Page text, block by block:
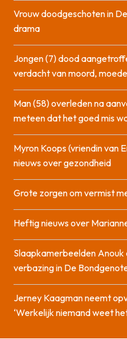
Vrouw doodgeschoten in
drama
Jongen (7) dood
verdacht van moord,
Man (58) overleden na
meteen dat het goed mis
Myron Koops (vriendin van
nieuws over gezondheid
Grote zorgen om vermist
Heftig nieuws over
Slaapkamerbeelden
verbazing in De
Jerney Kaagman neemt
‘Werkelijk niemand weet